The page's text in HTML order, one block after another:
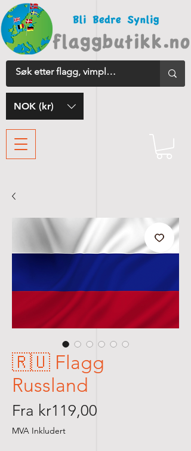
NOK (kr)
🇷🇺 Flagg
Russland
Fra kr119,00
MVA Inkludert